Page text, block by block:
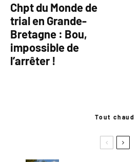
Chpt du Monde de
trial en Grande-
Bretagne : Bou,
impossible de
l’arrêter !
Tout chaud